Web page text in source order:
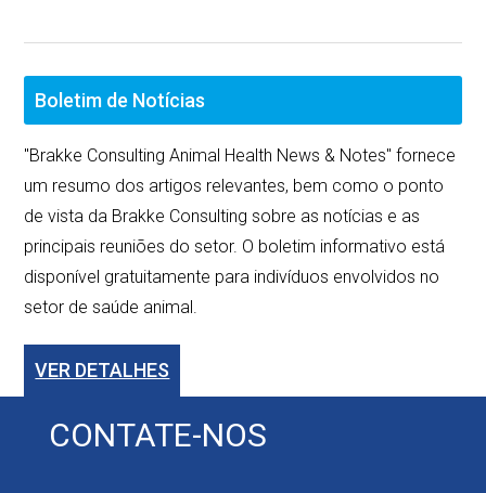
Boletim de Notícias
"Brakke Consulting Animal Health News & Notes" fornece
um resumo dos artigos relevantes, bem como o ponto
de vista da Brakke Consulting sobre as notícias e as
principais reuniões do setor. O boletim informativo está
disponível gratuitamente para indivíduos envolvidos no
setor de saúde animal.
VER DETALHES
CONTATE-NOS